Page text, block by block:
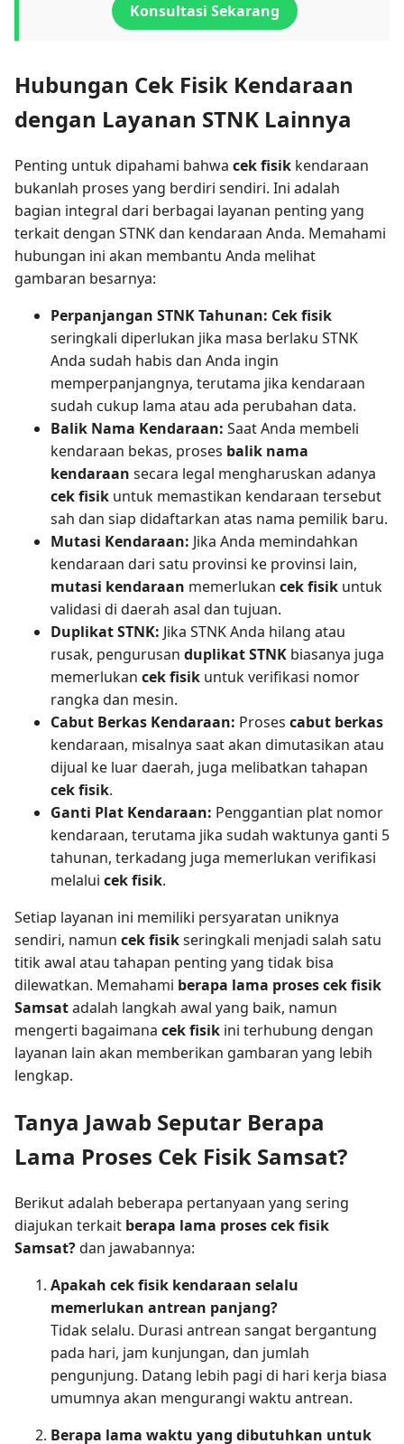
Konsultasi Sekarang
Hubungan Cek Fisik Kendaraan
dengan Layanan STNK Lainnya
Penting untuk dipahami bahwa cek fisik kendaraan
bukanlah proses yang berdiri sendiri. Ini adalah
bagian integral dari berbagai layanan penting yang
terkait dengan STNK dan kendaraan Anda. Memahami
hubungan ini akan membantu Anda melihat
gambaran besarnya:
Perpanjangan STNK Tahunan: Cek fisik
seringkali diperlukan jika masa berlaku STNK
Anda sudah habis dan Anda ingin
memperpanjangnya, terutama jika kendaraan
sudah cukup lama atau ada perubahan data.
Balik Nama Kendaraan: Saat Anda membeli
kendaraan bekas, proses balik nama
kendaraan secara legal mengharuskan adanya
cek fisik untuk memastikan kendaraan tersebut
sah dan siap didaftarkan atas nama pemilik baru.
Mutasi Kendaraan: Jika Anda memindahkan
kendaraan dari satu provinsi ke provinsi lain,
mutasi kendaraan memerlukan cek fisik untuk
validasi di daerah asal dan tujuan.
Duplikat STNK: Jika STNK Anda hilang atau
rusak, pengurusan duplikat STNK biasanya juga
memerlukan cek fisik untuk verifikasi nomor
rangka dan mesin.
Cabut Berkas Kendaraan: Proses cabut berkas
kendaraan, misalnya saat akan dimutasikan atau
dijual ke luar daerah, juga melibatkan tahapan
cek fisik.
Ganti Plat Kendaraan: Penggantian plat nomor
kendaraan, terutama jika sudah waktunya ganti 5
tahunan, terkadang juga memerlukan verifikasi
melalui cek fisik.
Setiap layanan ini memiliki persyaratan uniknya
sendiri, namun cek fisikseringkali menjadi salah satu
titik awal atau tahapan penting yang tidak bisa
dilewatkan. Memahami berapa lama proses cek fisik
Samsatadalah langkah awal yang baik, namun
mengerti bagaimana cek fisik ini terhubung dengan
layanan lain akan memberikan gambaran yang lebih
lengkap.
Tanya Jawab Seputar Berapa
Lama Proses Cek Fisik Samsat?
Berikut adalah beberapa pertanyaan yang sering
diajukan terkait berapa lama proses cek fisik
Samsat?dan jawabannya:
Apakah cek fisik kendaraan selalu
memerlukan antrean panjang?
Tidak selalu. Durasi antrean sangat bergantung
pada hari, jam kunjungan, dan jumlah
pengunjung. Datang lebih pagi di hari kerja biasa
umumnya akan mengurangi waktu antrean.
Berapa lama waktu yang dibutuhkan untuk